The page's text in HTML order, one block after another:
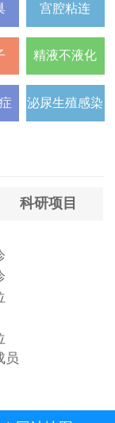
宫腔粘连
精液不液化
泌尿生殖感染
科研项目
员